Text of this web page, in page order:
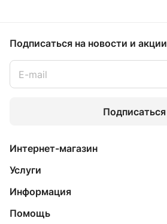
Подписаться на новости и акции
Подписаться
Интернет-магазин
Услуги
Информация
Помощь